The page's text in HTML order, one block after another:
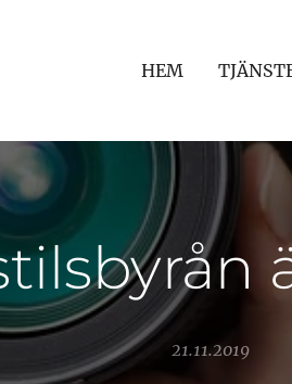
HEM
21.11.2019